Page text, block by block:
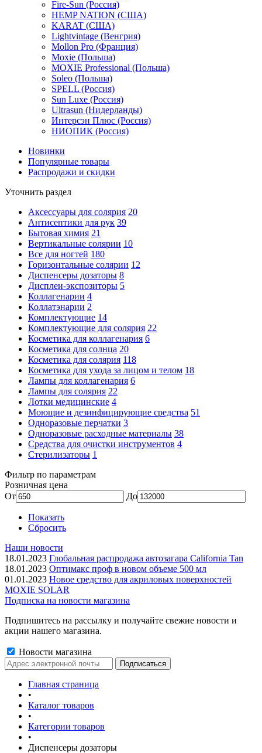
Fire-Sun (Россия)
HEMP NATION (США)
KARAT (США)
Lightvintage (Венгрия)
Mollon Pro (Франция)
Moxie (Польша)
MOXIE Professional (Польша)
Soleo (Польша)
SPELL (Россия)
Sun Luxe (Россия)
Ultrasun (Нидерланды)
Интерсэн Плюс (Россия)
НИОПИК (Россия)
Новинки
Популярные товары
Распродажи и скидки
Уточнить раздел
Аксессуары для солярия 20
Антисептики для рук 39
Бытовая химия 21
Вертикальные солярии 10
Все для ногтей 180
Горизонтальные солярии 12
Диспенсеры дозаторы 8
Дисплеи-экспозиторы 5
Коллагенарии 4
Коллатэнарии 2
Комплектующие 14
Комплектующие для солярия 22
Косметика для коллагенария 6
Косметика для солнца 20
Косметика для солярия 118
Косметика для ухода за лицом и телом 18
Лампы для коллагенария 6
Лампы для солярия 22
Лотки медицинские 4
Моющие и дезинфицирующие средства 51
Одноразовые перчатки 3
Одноразовые расходные материалы 38
Средства для очистки инструментов 4
Стерилизаторы 1
Фильтр по параметрам
Розничная цена
От
До
Показать
Сбросить
Наши новости
18.01.2023 Глобальная распродажа автозагара California Tan
18.01.2023 Оптимакс проф в новом объеме 500 мл
01.01.2023 Новое средство для акриловых поверхностей
MOXIE SOLAR
Подписка на новости магазина
Подпишитесь на рассылку и получайте свежие новости и
акции нашего магазина.
Новости магазина
Главная страница
•
Каталог товаров
•
Категории товаров
•
Диспенсеры дозаторы